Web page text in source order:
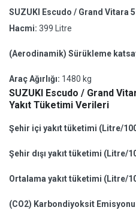
SUZUKI Escudo / Grand Vitara
Hacmi: 399 Litre
(Aerodinamik) Sürükleme
Araç Ağırlığı: 1480 kg
SUZUKI Escudo / Grand
Yakıt Tüketimi Verileri
Şehir içi yakıt tüketimi (Litre/
Şehir dışı yakıt tüketimi (Litre/
Ortalama yakıt tüketimi (Litre/
(CO2) Karbondiyoksit